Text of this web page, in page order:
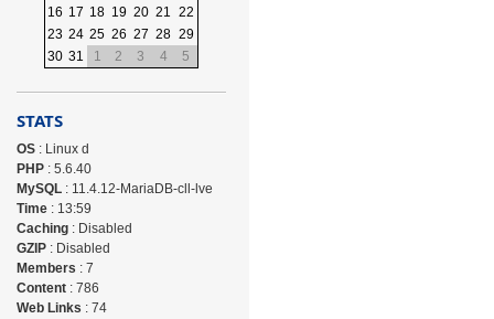
16 17 18 19 20 21 22
23 24 25 26 27 28 29
30 31 1 2 3 4 5
STATS
OS: Linux d
PHP: 5.6.40
MySQL: 11.4.12-MariaDB-cll-lve
Time: 13:59
Caching: Disabled
GZIP: Disabled
Members : 7
Content: 786
Web Links : 74